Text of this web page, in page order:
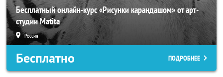
Бесплатный онлайн-курс «Рисунки карандашом» от арт-
студии Matita
Россия
Бесплатно ПОДРОБНЕЕ